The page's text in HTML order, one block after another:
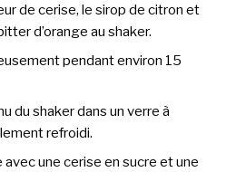
de cerise, le sirop de citron et
d’orange au shaker.
pendant environ 15
du shaker dans un verre à
refroidi.
avec une cerise en sucre et une